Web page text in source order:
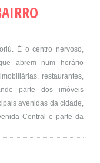
É o centro nervoso,
abrem num horário
restaurantes,
parte dos imóveis
avenidas da cidade,
Central e parte da